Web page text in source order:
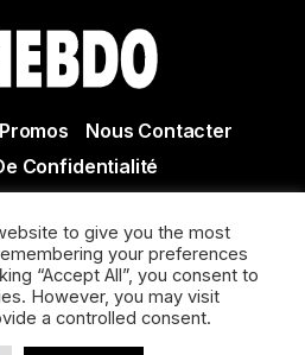
Nous Contacter
Confidentialité
en lot et Garonne - Actualité
sur Lot
to give you the most
your preferences
“Accept All”, you consent to
However, you may visit
a controlled consent.